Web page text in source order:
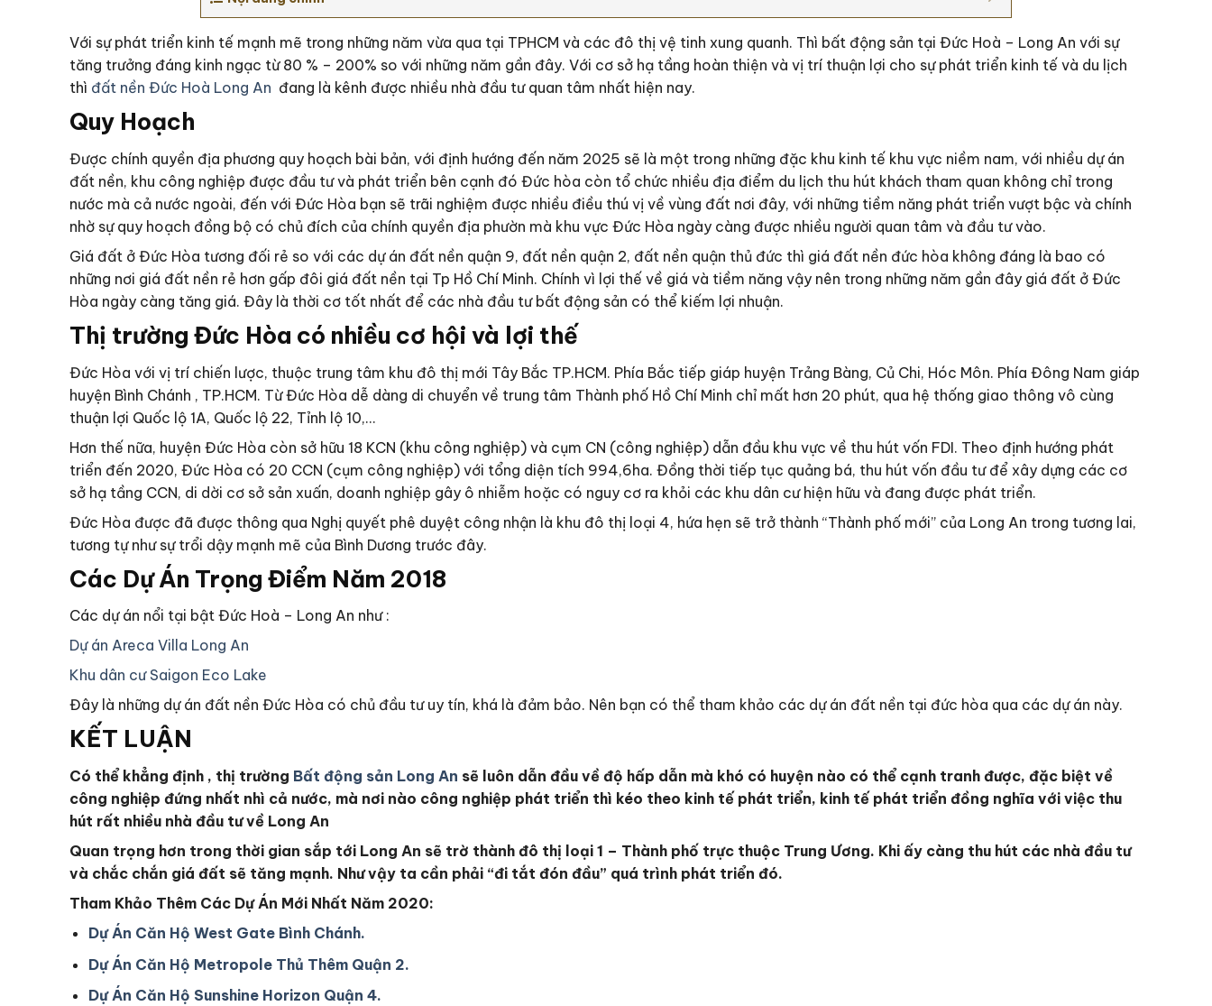
Với sự phát triển kinh tế mạnh mẽ trong những năm vừa qua tại TPHCM và các đô thị vệ tinh xung quanh. Thì bất động sản tại Đức Hoà – Long An với sự
tăng trưởng đáng kinh ngạc từ 80 % – 200% so với những năm gần đây. Với cơ sở hạ tầng hoàn thiện và vị trí thuận lợi cho sự phát triển kinh tế và du lịch
thì đất nền Đức Hoà Long An đang là kênh được nhiều nhà đầu tư quan tâm nhất hiện nay.
Quy Hoạch
Được chính quyền địa phương quy hoạch bài bản, với định hướng đến năm 2025 sẽ là một trong những đặc khu kinh tế khu vực niềm nam, với nhiều dự án
đất nền, khu công nghiệp được đầu tư và phát triển bên cạnh đó Đức hòa còn tổ chức nhiều địa điểm du lịch thu hút khách tham quan không chỉ trong
nước mà cả nước ngoài, đến với Đức Hòa bạn sẽ trãi nghiệm được nhiều điều thú vị về vùng đất nơi đây, với những tiềm năng phát triển vượt bậc và chính
nhờ sự quy hoạch đồng bộ có chủ đích của chính quyền địa phườn mà khu vực Đức Hòa ngày càng được nhiều người quan tâm và đầu tư vào.
Giá đất ở Đức Hòa tương đối rẻ so với các dự án đất nền quận 9, đất nền quận 2, đất nền quận thủ đức thì giá đất nền đức hòa không đáng là bao có
những nơi giá đất nền rẻ hơn gấp đôi giá đất nền tại Tp Hồ Chí Minh. Chính vì lợi thế về giá và tiềm năng vậy nên trong những năm gần đây giá đất ở Đức
Hòa ngày càng tăng giá. Đây là thời cơ tốt nhất để các nhà đầu tư bất động sản có thể kiếm lợi nhuận.
Thị trường Đức Hòa có nhiều cơ hội và lợi thế
Đức Hòa với vị trí chiến lược, thuộc trung tâm khu đô thị mới Tây Bắc TP.HCM. Phía Bắc tiếp giáp huyện Trảng Bàng, Củ Chi, Hóc Môn. Phía Đông Nam giáp
huyện Bình Chánh , TP.HCM. Từ Đức Hòa dễ dàng di chuyển về trung tâm Thành phố Hồ Chí Minh chỉ mất hơn 20 phút, qua hệ thống giao thông vô cùng
thuận lợi Quốc lộ 1A, Quốc lộ 22, Tỉnh lộ 10,…
Hơn thế nữa, huyện Đức Hòa còn sở hữu 18 KCN (khu công nghiệp) và cụm CN (công nghiệp) dẫn đầu khu vực về thu hút vốn FDI. Theo định hướng phát
triển đến 2020, Đức Hòa có 20 CCN (cụm công nghiệp) với tổng diện tích 994,6ha. Đồng thời tiếp tục quảng bá, thu hút vốn đầu tư để xây dựng các cơ
sở hạ tầng CCN, di dời cơ sở sản xuấn, doanh nghiệp gây ô nhiễm hoặc có nguy cơ ra khỏi các khu dân cư hiện hữu và đang được phát triển.
Đức Hòa được đã được thông qua Nghị quyết phê duyệt công nhận là khu đô thị loại 4, hứa hẹn sẽ trở thành “Thành phố mới” của Long An trong tương lai,
tương tự như sự trổi dậy mạnh mẽ của Bình Dương trước đây.
Các Dự Án Trọng Điểm Năm 2018
Các dự án nổi tại bật Đức Hoà – Long An như :
Dự án Areca Villa Long An
Khu dân cư Saigon Eco Lake
Đây là những dự án đất nền Đức Hòa có chủ đầu tư uy tín, khá là đảm bảo. Nên bạn có thể tham khảo các dự án đất nền tại đức hòa qua các dự án này.
KẾT LUẬN
Có thể khẳng định , thị trường Bất động sản Long An sẽ luôn dẫn đầu về độ hấp dẫn mà khó có huyện nào có thể cạnh tranh được, đặc biệt về
công nghiệp đứng nhất nhì cả nước, mà nơi nào công nghiệp phát triển thì kéo theo kinh tế phát triển, kinh tế phát triển đồng nghĩa với việc thu
hút rất nhiều nhà đầu tư về Long An
Quan trọng hơn trong thời gian sắp tới Long An sẽ trờ thành đô thị loại 1 – Thành phố trực thuộc Trung Ương. Khi ấy càng thu hút các nhà đầu tư
và chắc chắn giá đất sẽ tăng mạnh. Như vậy ta cần phải “đi tắt đón đầu” quá trình phát triển đó.
Tham Khảo Thêm Các Dự Án Mới Nhất Năm 2020:
Dự Án Căn Hộ West Gate Bình Chánh.
Dự Án Căn Hộ Metropole Thủ Thêm Quận 2.
Dự Án Căn Hộ Sunshine Horizon Quận 4.